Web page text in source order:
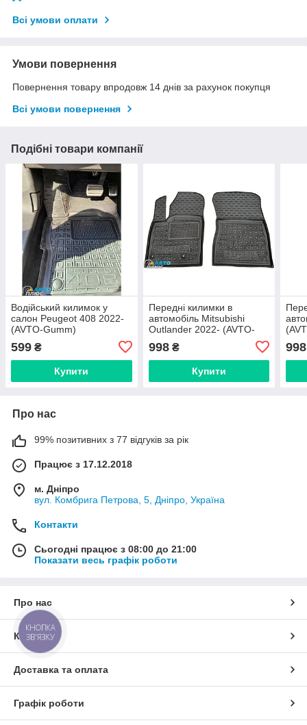
Всі умови оплати
Умови повернення
Повернення товару впродовж 14 днів за рахунок покупця
Всі умови повернення
Подібні товари компанії
Водійський килимок у
салон Peugeot 408 2022-
(AVTO-Gumm)
599 ₴
Купити
Передні килимки в
автомобіль Mitsubishi
Outlander 2022- (AVTO-
998₴
Купити
998
Про нас
99% позитивних з 77 відгуків за рік
Працює з 17.12.2018
м. Дніпро
вул. Комбрига Петрова, 5, Дніпро, Україна
Контакти
Сьогодні працює з 08:00 до 21:00
Показати весь графік роботи
Про нас
Контакти
Доставка та оплата
Графік роботи
КНОПКА
ЗВ'ЯЗКУ